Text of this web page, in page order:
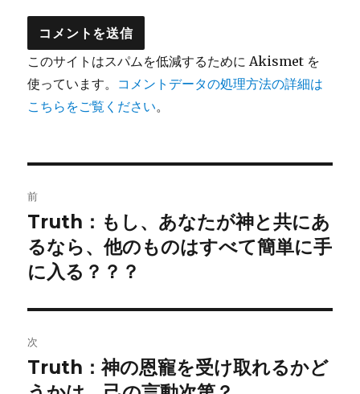
このサイトはスパムを低減するために Akismet を
使っています。 コメントデータの処理方法の詳細は
こちらをご覧ください。
稿
ナ
ビ
ゲ
ー
シ
前
前
の
投
Truth：もし、あなたが神と共にあ
るなら、他のものはすべて簡単に手
に入る？？？
次
次
の
Truth：神の恩寵を受け取れるかど